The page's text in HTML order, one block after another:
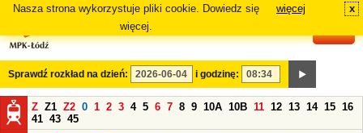
Nasza strona wykorzystuje pliki cookie. Dowiedz się
więcej.
więcej x
Sprawdź rozkład na dzień: i godzinę:
Z Z1 Z2 0 1 2 3 4 5 6 7 8 9 10A 10B 11 12 13 14 15 16
41 43 45